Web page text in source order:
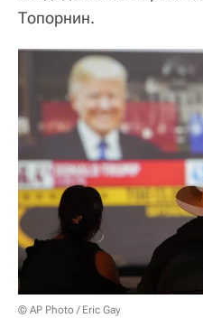
Топорнин.
© AP Photo / Eric Gay